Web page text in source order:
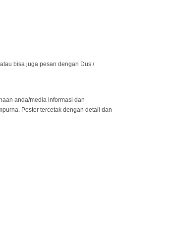
bisa juga pesan dengan Dus /
anda/media informasi dan
Poster tercetak dengan detail dan